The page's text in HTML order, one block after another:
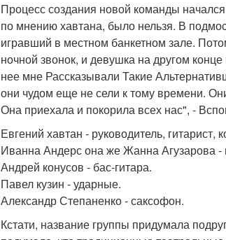
Процесс создания новой команды
по мнению хавтана, было нельзя. В
игравший в местном банкетном зале.
ночной звонок, и девушка на другом
нее мне Рассказывали Такие
они чудом еще не сели к тому времени.
Она приехала и покорила всех нас", -
Евгений хавтан - руководитель, гитарист,
Иванна Андерс она же Жанна Агузарова -
Андрей конусов - бас-гитара.
Павел кузин - ударные.
Александр Степаненко - саксофон.
Кстати, название группы придумала